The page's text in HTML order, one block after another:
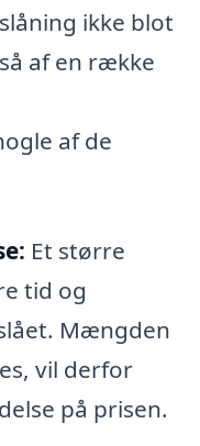
ikke blot
af en række
af de
Et større
tid og
Mængden
vil derfor
på prisen.